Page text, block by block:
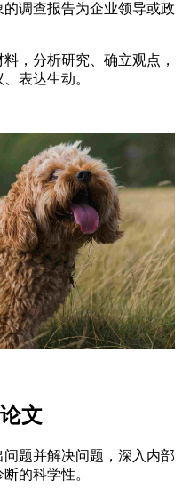
调查报告为企业领导或政
，分析研究、确立观点，
表达生动。
文
题并解决问题，深入内部
的科学性。